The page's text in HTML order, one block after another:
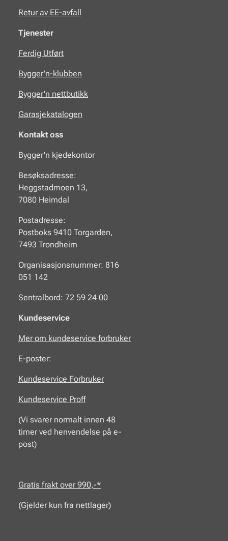
Retur av EE-avfall
Tjenester
Ferdig Utført
Bygger'n-klubben
Bygger'n nettbutikk
Garasjekatalogen
Kontakt oss
Bygger'n kjedekontor
Besøksadresse:
Heggstadmoen 13,
7080 Heimdal
Postadresse:
Postboks 9410 Torgarden,
7493 Trondheim
Organisasjonsnummer: 816
051 142
Sentralbord: 72 59 24 00
Kundeservice
Mer om kundeservice forbruker
E-poster:
Kundeservice Forbruker
Kundeservice Proff
(Vi svarer normalt innen 48
timer ved henvendelse på e-
post)
Gratis frakt over 990,-*
(Gjelder kun fra nettlager)